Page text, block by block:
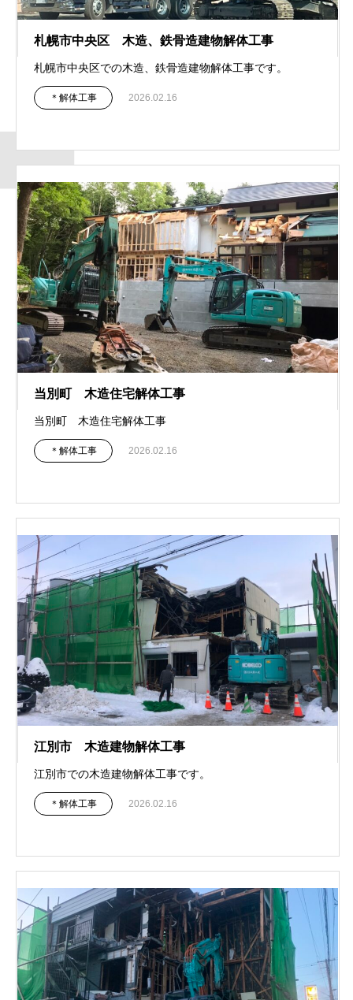
札幌市中央区 木造、鉄骨造建物解体工事
札幌市中央区での木造、鉄骨造建物解体工事です。
＊解体工事 2026.02.16
当別町 木造住宅解体工事
当別町 木造住宅解体工事
＊解体工事 2026.02.16
江別市 木造建物解体工事
江別市での木造建物解体工事です。
＊解体工事 2026.02.16